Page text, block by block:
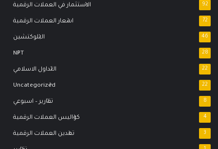
الاستثمار في العملات الرقمية 92
اسعار العملات الرقمية 72
البلوكتشين 46
NFT 28
التداول الاسلامي 22
Uncategorized 22
تقارير – اسبوعي 8
كواليس العملات الرقمية 4
تعدين العملات الرقمية 3